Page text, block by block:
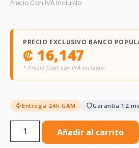
PRECIO EXCLUSIVO BANCO
₡ 16,147
* Precio final con IVA incluido.
Entrega 24h GAM Garantía 12
Añadir al carrito